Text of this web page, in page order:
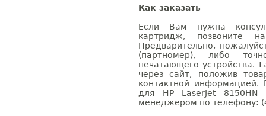
Как заказать
Если Вам нужна
картридж, позвоните
Предварительно,
(партномер), либо
печатающего устройства.
через сайт, положив
контактной информацией.
для HP LaserJet
менеджером по телефону: